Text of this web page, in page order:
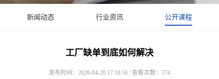
新闻动态 行业资讯 公开课程
工厂缺单到底如何解决
发布时间：2026-04-20 17:18:50 / 查看次数：374